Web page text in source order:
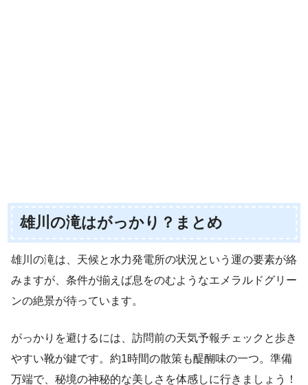
雄川の滝はがっかり？まとめ
雄川の滝は、天候と水力発電所の状況という運の要素が絡
みますが、条件が揃えば息をのむようなエメラルドグリー
ンの絶景が待っています。
がっかりを避けるには、訪問前の天気予報チェックと歩き
やすい靴が鍵です。約1時間の散策も醍醐味の一つ。準備
万端で、秘境の神秘的な美しさを体感しに行きましょう！